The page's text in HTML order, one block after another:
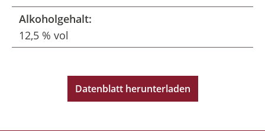
Alkoholgehalt:
12,5 % vol
Datenblatt herunterladen